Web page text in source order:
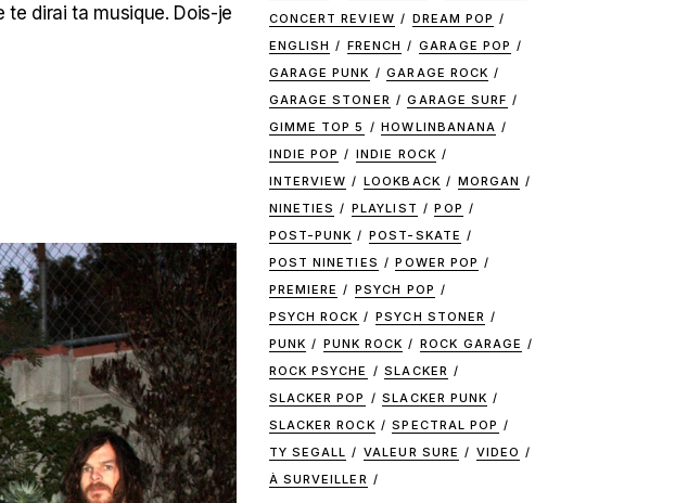
te dirai ta musique. Dois-je
CONCERT REVIEW
DREAM POP
ENGLISH
FRENCH
GARAGE POP
GARAGE PUNK
GARAGE ROCK
GARAGE STONER
GARAGE SURF
GIMME TOP 5
HOWLINBANANA
INDIE POP
INDIE ROCK
INTERVIEW
LOOKBACK
MORGAN
NINETIES
PLAYLIST
POP
POST-PUNK
POST-SKATE
POST NINETIES
POWER POP
PREMIERE
PSYCH POP
PSYCH ROCK
PSYCH STONER
PUNK
PUNK ROCK
ROCK GARAGE
ROCK PSYCHE
SLACKER
SLACKER POP
SLACKER PUNK
SLACKER ROCK
SPECTRAL POP
TY SEGALL
VALEUR SURE
VIDEO
À SURVEILLER